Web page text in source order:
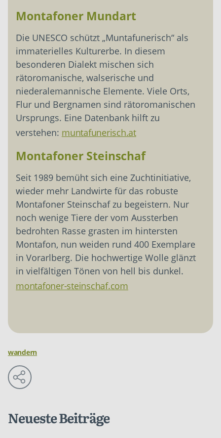
Montafoner Mundart
Die UNESCO schützt „Muntafunerisch“ als
immaterielles Kulturerbe. In diesem
besonderen Dialekt mischen sich
rätoromanische, walserische und
niederalemannische Elemente. Viele Orts,
Flur und Bergnamen sind rätoromanischen
Ursprungs. Eine Datenbank hilft zu
verstehen: muntafunerisch.at
Montafoner Steinschaf
Seit 1989 bemüht sich eine Zuchtinitiative,
wieder mehr Landwirte für das robuste
Montafoner Steinschaf zu begeistern. Nur
noch wenige Tiere der vom Aussterben
bedrohten Rasse grasten im hintersten
Montafon, nun weiden rund 400 Exemplare
in Vorarlberg. Die hochwertige Wolle glänzt
in vielfältigen Tönen von hell bis dunkel.
montafoner-steinschaf.com
wandern
Neueste Beiträge